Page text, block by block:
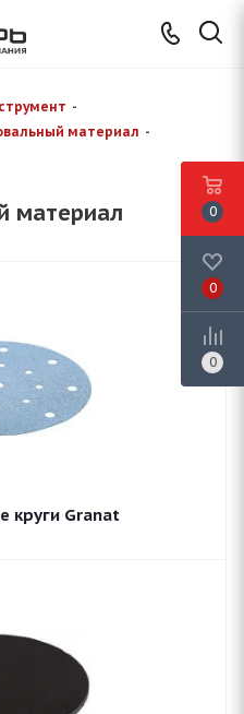
-
материал -
материал
круги Granat
0
0
0